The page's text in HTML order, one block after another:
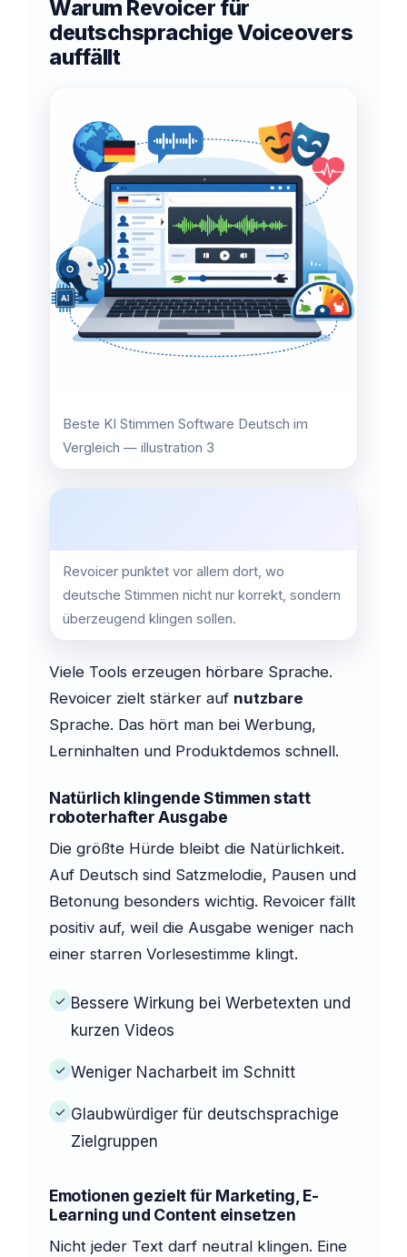
Warum Revoicer für
deutschsprachige Voiceovers
auffällt
Beste KI Stimmen Software Deutsch im
Vergleich — illustration 3
Revoicer punktet vor allem dort, wo
deutsche Stimmen nicht nur korrekt, sondern
überzeugend klingen sollen.
Viele Tools erzeugen hörbare Sprache.
Revoicer zielt stärker auf nutzbare
Sprache. Das hört man bei Werbung,
Lerninhalten und Produktdemos schnell.
Natürlich klingende Stimmen statt
roboterhafter Ausgabe
Die größte Hürde bleibt die Natürlichkeit.
Auf Deutsch sind Satzmelodie, Pausen und
Betonung besonders wichtig. Revoicer fällt
positiv auf, weil die Ausgabe weniger nach
einer starren Vorlesestimme klingt.
✓ Bessere Wirkung bei Werbetexten und
kurzen Videos
✓ Weniger Nacharbeit im Schnitt
✓ Glaubwürdiger für deutschsprachige
Zielgruppen
Emotionen gezielt für Marketing, E-
Learning und Content einsetzen
Nicht jeder Text darf neutral klingen. Eine